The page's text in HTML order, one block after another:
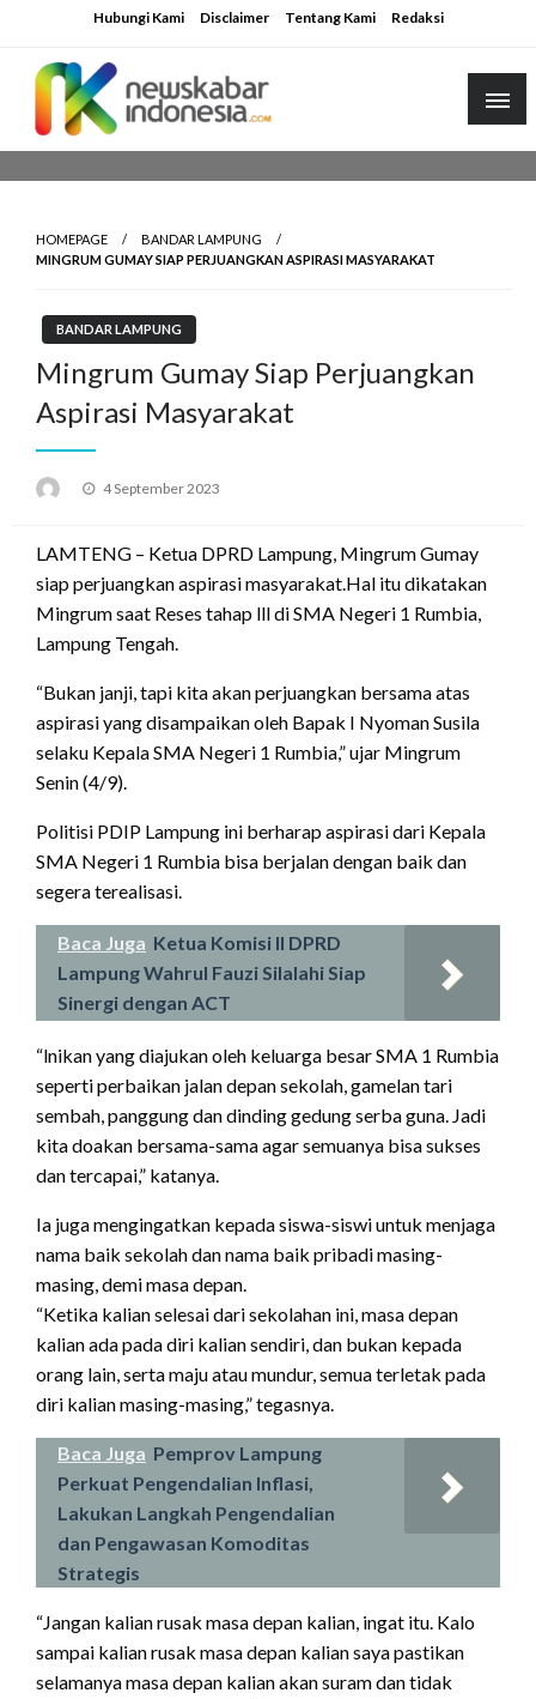
to
content
Hubungi Kami Disclaimer Tentang Kami Redaksi
HOMEPAGE
BANDAR LAMPUNG
MINGRUM GUMAY SIAP PERJUANGKAN ASPIRASI MASYARAKAT
BANDAR LAMPUNG
Mingrum Gumay Siap Perjuangkan
Aspirasi Masyarakat
Posted
4 September 2023
LAMTENG – Ketua DPRD Lampung, Mingrum Gumay
siap perjuangkan aspirasi masyarakat.Hal itu dikatakan
Mingrum saat Reses tahap lll di SMA Negeri 1 Rumbia,
Lampung Tengah.
“Bukan janji, tapi kita akan perjuangkan bersama atas
aspirasi yang disampaikan oleh Bapak I Nyoman Susila
selaku Kepala SMA Negeri 1 Rumbia,” ujar Mingrum
Senin (4/9).
Politisi PDIP Lampung ini berharap aspirasi dari Kepala
SMA Negeri 1 Rumbia bisa berjalan dengan baik dan
segera terealisasi.
Baca Juga Ketua Komisi II DPRD
Lampung Wahrul Fauzi Silalahi Siap
Sinergi dengan ACT
“lnikan yang diajukan oleh keluarga besar SMA 1 Rumbia
seperti perbaikan jalan depan sekolah, gamelan tari
sembah, panggung dan dinding gedung serba guna. Jadi
kita doakan bersama-sama agar semuanya bisa sukses
dan tercapai,” katanya.
Ia juga mengingatkan kepada siswa-siswi untuk menjaga
nama baik sekolah dan nama baik pribadi masing-
masing, demi masa depan.
“Ketika kalian selesai dari sekolahan ini, masa depan
kalian ada pada diri kalian sendiri, dan bukan kepada
orang lain, serta maju atau mundur, semua terletak pada
diri kalian masing-masing,” tegasnya.
Baca Juga Pemprov Lampung
Perkuat Pengendalian Inflasi,
Lakukan Langkah Pengendalian
dan Pengawasan Komoditas
Strategis
“Jangan kalian rusak masa depan kalian, ingat itu. Kalo
sampai kalian rusak masa depan kalian saya pastikan
selamanya masa depan kalian akan suram dan tidak